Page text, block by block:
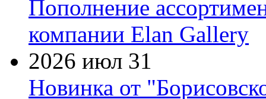
Пополнение
компании Elan Gallery
2026 июл 31
Новинка от